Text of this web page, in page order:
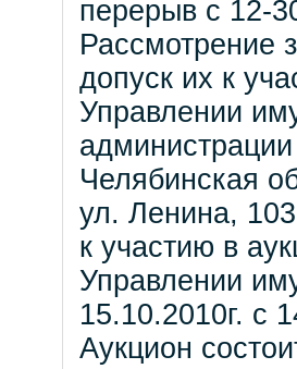
перерыв с 12-
Рассмотрение
допуск их к
Управлении
Челябинская
ул. Ленина,
к участию в
Управлении
15.10.2010г. с
Аукцион